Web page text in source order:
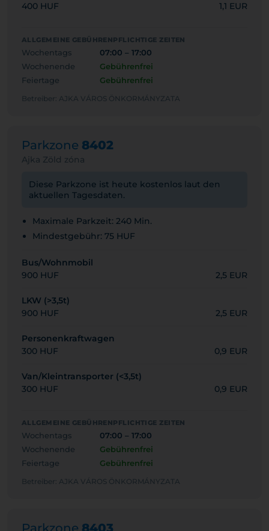
400 HUF
1,1 EUR
ALLGEMEINE GEBÜHRENPFLICHTIGE ZEITEN
Wochentags
07:00 – 17:00
Wochenende
Gebührenfrei
Feiertage
Gebührenfrei
Betreiber: AJKA VÁROS ÖNKORMÁNYZATA
Parkzone 8402
Ajka Zöld zóna
Diese Parkzone ist heute kostenlos laut den
aktuellen Tagesdaten.
Maximale Parkzeit: 240 Min.
Mindestgebühr: 75 HUF
Bus/Wohnmobil
900 HUF
2,5 EUR
LKW (>3,5t)
900 HUF
2,5 EUR
Personenkraftwagen
300 HUF
0,9 EUR
Van/Kleintransporter (<3,5t)
300 HUF
0,9 EUR
ALLGEMEINE GEBÜHRENPFLICHTIGE ZEITEN
Wochentags
07:00 – 17:00
Wochenende
Gebührenfrei
Feiertage
Gebührenfrei
Betreiber: AJKA VÁROS ÖNKORMÁNYZATA
Parkzone 8403